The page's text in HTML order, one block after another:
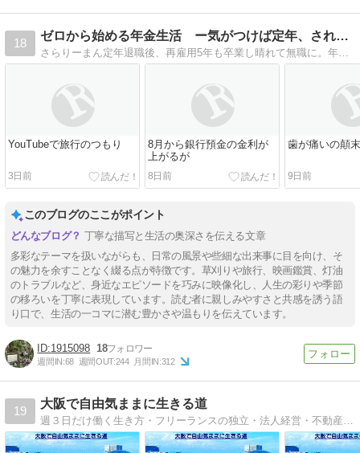
18
ゼロから始める年金生活 ー気がつけば定年、されど運が良けりゃ
さらりーまん定年退職後、再雇用5年も卒業し晴れて無職に。年金生活者。老後破綻心配いらずの我が家計を図表化し参考として公開。
YouTubeで旅行のつもり
3日前
8月から銀行預金の金利が
上がるが
8日前
歯が痛いの顛
9日前
このブログのここがポイント
丁寧な描写と生活の奥深さを伝える文章
多彩なテーマを扱いながらも、日常の風景や些細な出来事に目を向け、そ
の魅力を余すことなく綴る点が特徴です。草刈りや旅行、映画鑑賞、灯油
のトラブルなど、身近なエピソードを巧みに映像化し、人生の彩りや季節
の移ろいを丁寧に表現しています。読む者に親しみやすさと共感を誘う語
り口で、生活の一コマに潜む豊かさや温もりを伝えています。
1915098 18
週間IN:68 週間OUT:244 月間IN:312
19
大阪で自由気ままに生きる道
週３日だけ働く生き方・フリーランスの独立・法人経営・不動産賃貸業・メンタルヘルス・大阪ローカルの不思議など、実体験から発信するブログです。働き方に悩む人の道しるべに。